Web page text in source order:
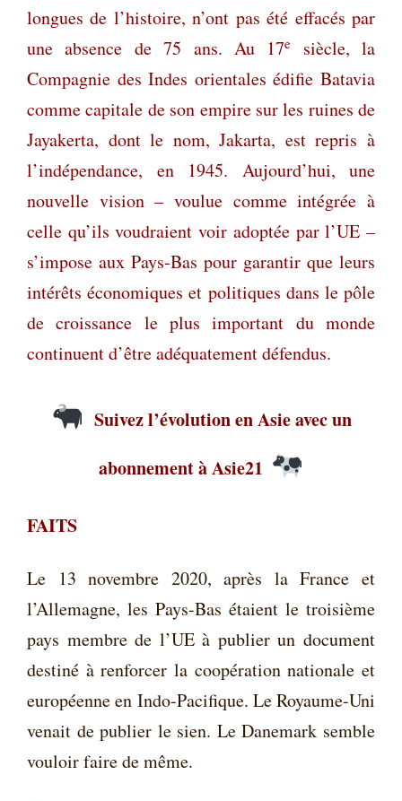
longues de l’histoire, n’ont pas été effacés par
une absence de 75 ans. Au 17e
siècle, la
Compagnie des Indes orientales édifie Batavia
comme capitale de son empire sur les ruines de
Jayakerta, dont le nom, Jakarta, est repris à
l’indépendance, en 1945. Aujourd’hui, une
nouvelle vision – voulue comme intégrée à
celle qu’ils voudraient voir adoptée par l’UE –
s’impose aux Pays-Bas pour garantir que leurs
intérêts économiques et politiques dans le pôle
de croissance le plus important du monde
continuent d’être adéquatement défendus.
Suivez l’évolution en Asie avec un
abonnement à Asie21
FAITS
Le 13 novembre 2020, après la France et
l’Allemagne, les Pays-Bas étaient le troisième
pays membre de l’UE à publier un document
destiné à renforcer la coopération nationale et
européenne en Indo-Pacifique. Le Royaume-Uni
venait de publier le sien. Le Danemark semble
vouloir faire de même.